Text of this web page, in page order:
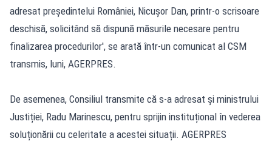
adresat președintelui României, Nicușor Dan, printr-o scrisoare
deschisă, solicitând să dispună măsurile necesare pentru
finalizarea procedurilor', se arată într-un comunicat al CSM
transmis, luni, AGERPRES.
De asemenea, Consiliul transmite că s-a adresat și ministrului
Justiției, Radu Marinescu, pentru sprijin instituțional în vederea
soluționării cu celeritate a acestei situații. AGERPRES